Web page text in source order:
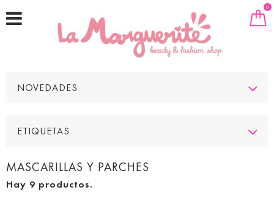
0
NOVEDADES
ETIQUETAS
MASCARILLAS Y PARCHES
Hay 9 productos.